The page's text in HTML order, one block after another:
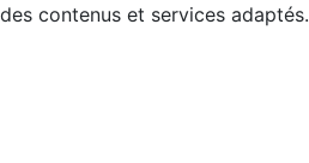
contenus et services adaptés.